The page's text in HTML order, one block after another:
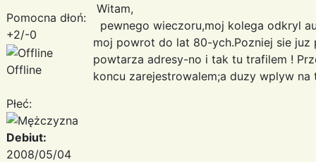
Pomocna dłoń:
+2/-0
Offline
Płeć:
Debiut:
2008/05/04
Witam,
pewnego wieczoru,moj kolega odkryl
moj powrot do lat 80-ych.Pozniej sie
powtarza adresy-no i tak tu trafilem !
koncu zarejestrowalem;a duzy wplyw